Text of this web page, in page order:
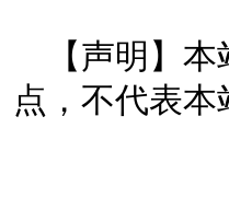
【声明】
点，不代表